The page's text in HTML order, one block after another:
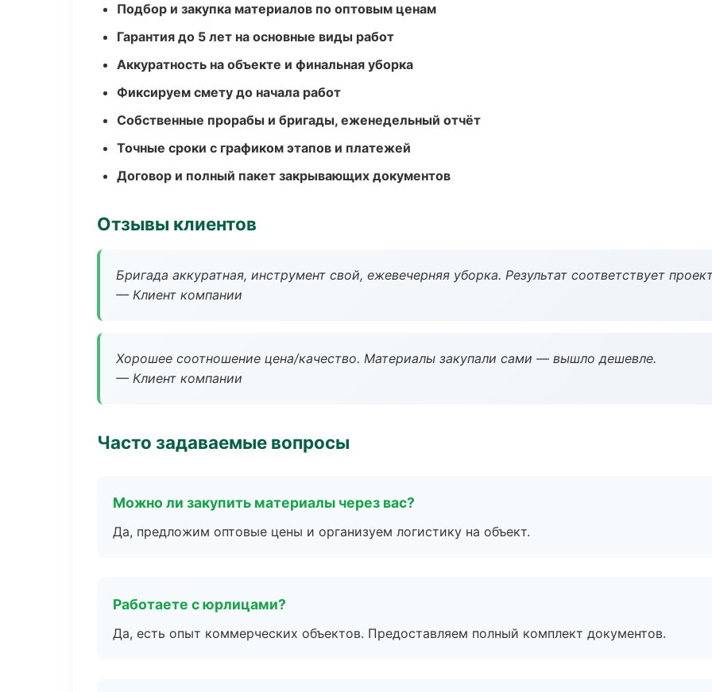
Подбор и закупка материалов по оптовым ценам
Гарантия до 5 лет на основные виды работ
Аккуратность на объекте и финальная уборка
Фиксируем смету до начала работ
Собственные прорабы и бригады, еженедельный отчёт
Точные сроки с графиком этапов и платежей
Договор и полный пакет закрывающих документов
Отзывы клиентов
Бригада аккуратная, инструмент свой, ежевечерняя уборка. Результат соответствует
— Клиент компании
Хорошее соотношение цена/качество. Материалы закупали сами — вышло дешевле.
— Клиент компании
Часто задаваемые вопросы
Можно ли закупить материалы через вас?
Да, предложим оптовые цены и организуем логистику на объект.
Работаете с юрлицами?
Да, есть опыт коммерческих объектов. Предоставляем полный комплект документов.